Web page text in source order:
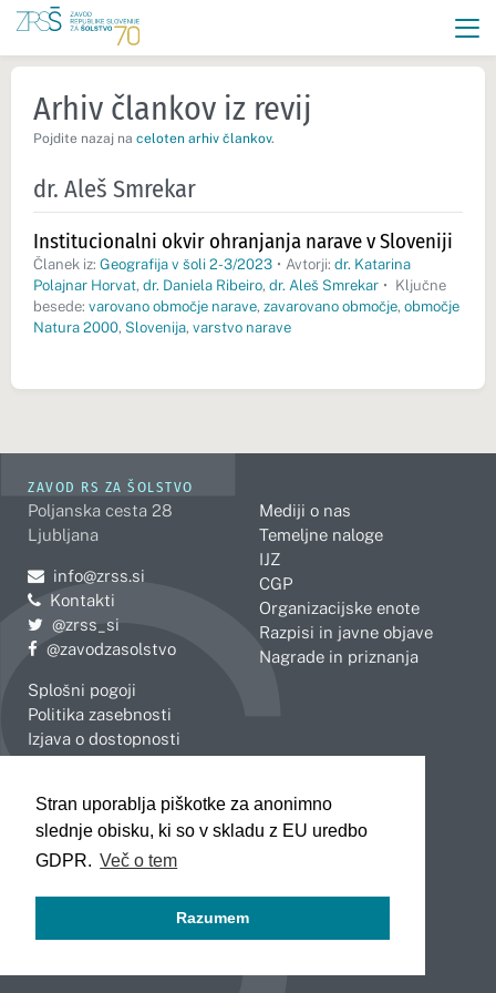
Stran uporablja piškotke za anonimno
slednje obisku, ki so v skladu z EU uredbo
GDPR. Več o tem
Razumem
Arhiv člankov iz revij
Pojdite nazaj na celoten arhiv člankov.
dr. Aleš Smrekar
Institucionalni okvir ohranjanja narave v Sloveniji
Članek iz: Geografija v šoli 2-3/2023 • Avtorji: dr. Katarina
Polajnar Horvat, dr. Daniela Ribeiro, dr. Aleš Smrekar • Ključne
besede: varovano območje narave, zavarovano območje, območje
Natura 2000, Slovenija, varstvo narave
ZAVOD RS ZA ŠOLSTVO
Poljanska cesta 28
Ljubljana
Pošljite e-mail na
info@zrss.si
Kontakti
Pojdite na Twitter:
@zrss_si
Pojdite na Facebook:
@zavodzasolstvo
Splošni pogoji
Politika zasebnosti
Izjava o dostopnosti
Mediji o nas
Temeljne naloge
IJZ
CGP
Organizacijske enote
Razpisi in javne objave
Nagrade in priznanja
Celje
Koper
Kranj
Novo mesto
Slovenj Gradec